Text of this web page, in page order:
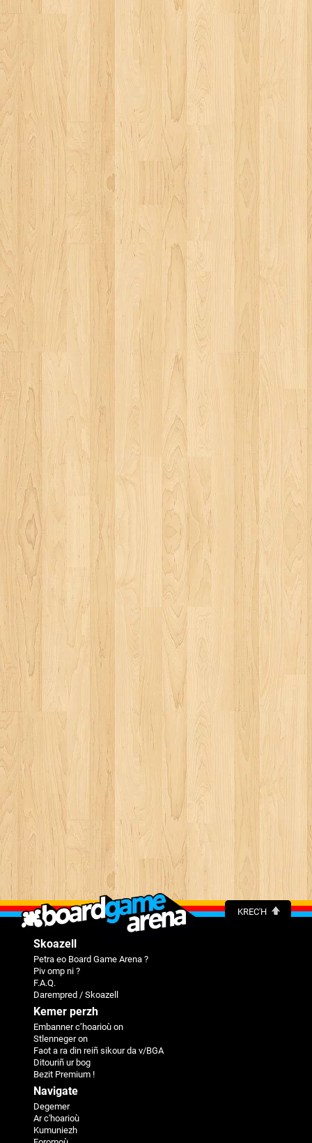
KREC'H
Skoazell
Petra eo Board Game Arena ?
Piv omp ni ?
F.A.Q.
Darempred / Skoazell
Kemer perzh
Embanner c’hoarioù on
Stlenneger on
Faot a ra din reiñ sikour da v/BGA
Ditouriñ ur bog
Bezit Premium !
Navigate
Degemer
Ar c'hoarioù
Kumuniezh